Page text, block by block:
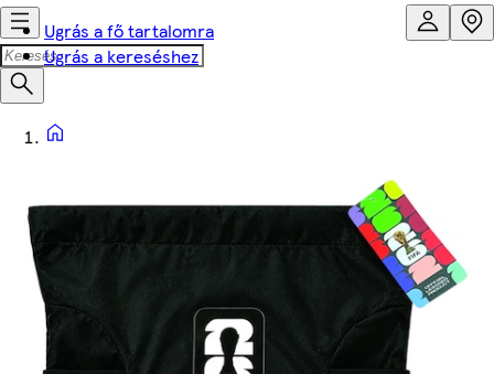
Ugrás a fő tartalomra
Ugrás a kereséshez